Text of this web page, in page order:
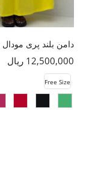
12,500,000 ریال
Free Size